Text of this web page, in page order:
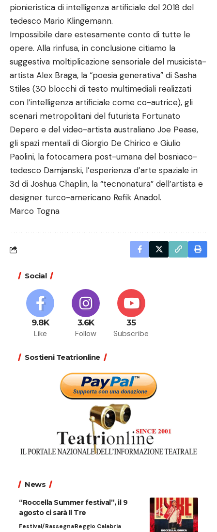
pionieristica di intelligenza artificiale del 2018 del
tedesco Mario Klingemann.
Impossibile dare estesamente conto di tutte le
opere. Alla rinfusa, in conclusione citiamo la
suggestiva moltiplicazione sensoriale del musicista-
artista Alex Braga, la “poesia generativa” di Sasha
Stiles (30 blocchi di testo multimediali realizzati
con l’intelligenza artificiale come co-autrice), gli
scenari metropolitani del futurista Fortunato
Depero e del video-artista australiano Joe Pease,
gli spazi mentali di Giorgio De Chirico e Giulio
Paolini, la fotocamera post-umana del bosniaco-
tedesco Damjanski, l’esperienza d’arte spaziale in
3d di Joshua Chaplin, la “tecnonatura” dell’artista e
designer turco-americano Refik Anadol.
Marco Togna
Social
9.8K
Like
3.6K
Follow
35
Subscribe
Sostieni Teatrionline
News
“Roccella Summer festival”, il 9
agosto ci sarà Il Tre
Festival/RassegnaReggio Calabria